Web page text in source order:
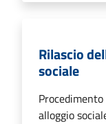
Rilascio
sociale
alloggio